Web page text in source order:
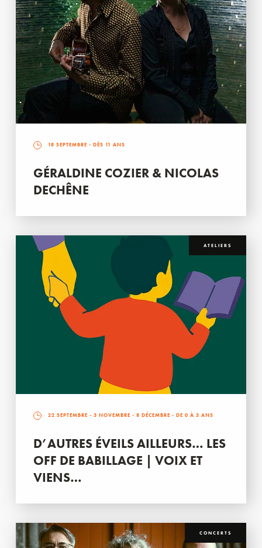
18 SEPTEMBRE - DÈS 11 ANS
GÉRALDINE COZIER & NICOLAS
DECHÊNE
ATELIERS
22 SEPTEMBRE - 3 NOVEMBRE - 8 DÉCEMBRE - DE 0 À 3 ANS
D’AUTRES ÉVEILS AILLEURS… LES
OFF DE BABILLAGE | VOIX ET
VIENS…
CONCERTS